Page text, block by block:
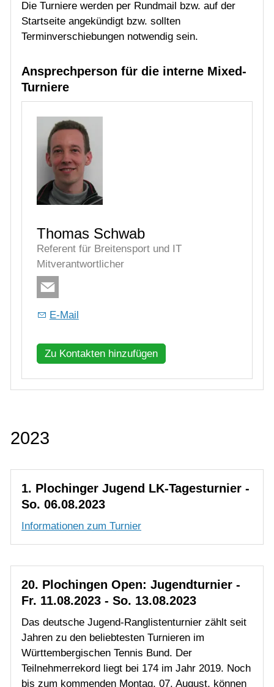
Turniere
Thomas Schwab
Referent für Breitensport und IT
Mitverantwortlicher
E-Mail
Zu Kontakten hinzufügen
2023
So. 06.08.2023
20. Plochingen Open: Jugendturnier -
Fr. 11.08.2023 - So. 13.08.2023
Das deutsche Jugend-Ranglistenturnier zählt seit
Jahren zu den beliebtesten Turnieren im
Württembergischen Tennis Bund. Der
Teilnehmerrekord liegt bei 174 im Jahr 2019. Noch
bis zum kommenden Montag, 07. August, können
sich alle Mitglieder eines deutschen Tennisvereins
für das Turnier in den Altersklassen U9 bis U18
online anmelden.
Informationen zum Turnier